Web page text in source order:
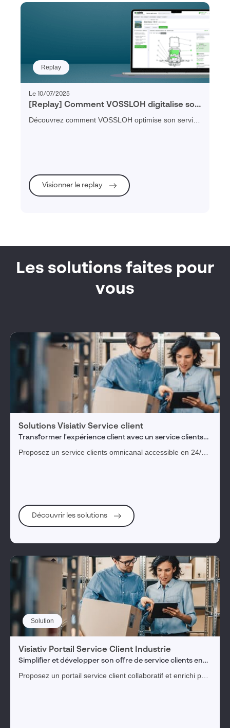
Replay
Le 10/07/2025
[Replay] Comment VOSSLOH digitalise son
service client au profit de la mobilité verte
Découvrez comment VOSSLOH optimise son service
Visionner le replay
Les solutions faites pour
vous
Solutions Visiativ Service client
Transformer l'expérience client avec un service clients
omnicanal
Proposez un service clients omnicanal accessible en 24/7
Découvrir les solutions
Solution
Visiativ Portail Service Client Industrie
Simplifier et développer son offre de service clients en
24/7
Proposez un portail service client collaboratif et enrichi par